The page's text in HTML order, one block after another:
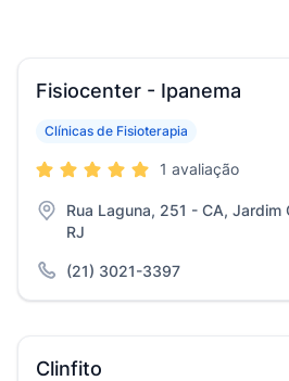
Fisiocenter - Ipanema
Clínicas de Fisioterapia
1 avaliação
Rua Laguna, 251 - CA, Jardim
RJ
(21) 3021-3397
Clinfito